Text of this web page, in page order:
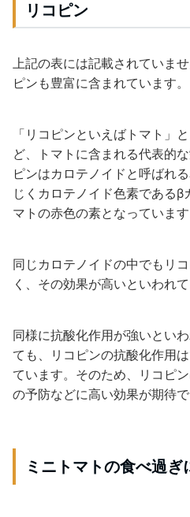
リコピン
上記の表には記載されていま
ピンも豊富に含まれています。
「リコピンといえばトマト」
ど、トマトに含まれる代表的
ピンはカロテノイドと呼ばれ
じくカロテノイド色素であるβ
マトの赤色の素となっています
同じカロテノイドの中でもリ
く、その効果が高いといわれて
同様に抗酸化作用が強いとい
ても、リコピンの抗酸化作用
ています。そのため、リコピ
の予防などに高い効果が期待で
ミニトマトの食べ過ぎ